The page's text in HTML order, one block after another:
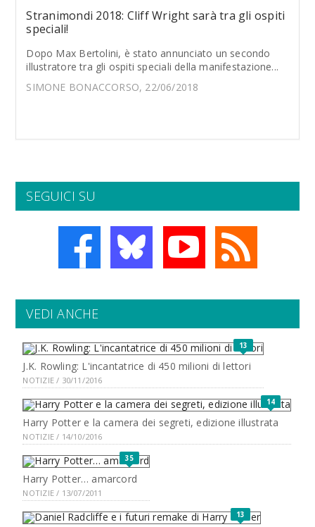
Stranimondi 2018: Cliff Wright sarà tra gli ospiti
speciali!
Dopo Max Bertolini, è stato annunciato un secondo
illustratore tra gli ospiti speciali della manifestazione...
SIMONE BONACCORSO, 22/06/2018
SEGUICI SU
VEDI ANCHE
13
J.K. Rowling: L'incantatrice di 450 milioni di lettori
NOTIZIE / 30/11/2016
14
Harry Potter e la camera dei segreti, edizione illustrata
NOTIZIE / 14/10/2016
35
Harry Potter… amarcord
NOTIZIE / 13/07/2011
13